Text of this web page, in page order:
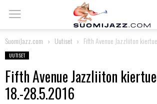
SuomiJazz.com Uutiset Fifth Avenue Jazzliiton
UUTISET
Fifth Avenue Jazzliiton
18.-28.5.2016